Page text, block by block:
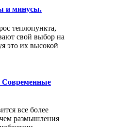
и минусы.
теплопункта,
свой выбор на
это их высокой
Современные
все более
размышления